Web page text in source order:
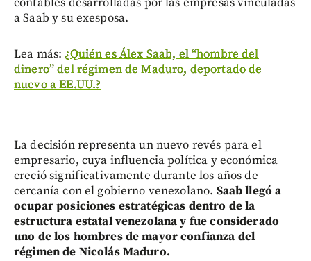
a Saab y su exesposa.
Lea más: ¿Quién es Álex Saab, el “hombre del
dinero” del régimen de Maduro, deportado de
nuevo a EE.UU.?
La decisión representa un nuevo revés para el
empresario, cuya influencia política y económica
creció significativamente durante los años de
cercanía con el gobierno venezolano. Saab llegó a
ocupar posiciones estratégicas dentro de la
estructura estatal venezolana y fue considerado
uno de los hombres de mayor confianza del
régimen de Nicolás Maduro.